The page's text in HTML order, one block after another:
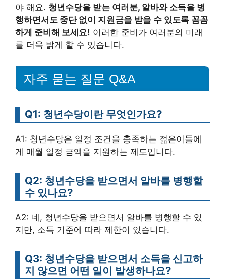
야 해요. 청년수당을 받는 여러분, 알바와 소득을 병
행하면서도 중단 없이 지원금을 받을 수 있도록 꼼꼼
하게 준비해 보세요! 이러한 준비가 여러분의 미래
를 더욱 밝게 할 수 있습니다.
자주 묻는 질문 Q&A
Q1: 청년수당이란 무엇인가요?
A1: 청년수당은 일정 조건을 충족하는 젊은이들에
게 매월 일정 금액을 지원하는 제도입니다.
Q2: 청년수당을 받으면서 알바를 병행할
수 있나요?
A2: 네, 청년수당을 받으면서 알바를 병행할 수 있
지만, 소득 기준에 따라 제한이 있습니다.
Q3: 청년수당을 받으면서 소득을 신고하
지 않으면 어떤 일이 발생하나요?